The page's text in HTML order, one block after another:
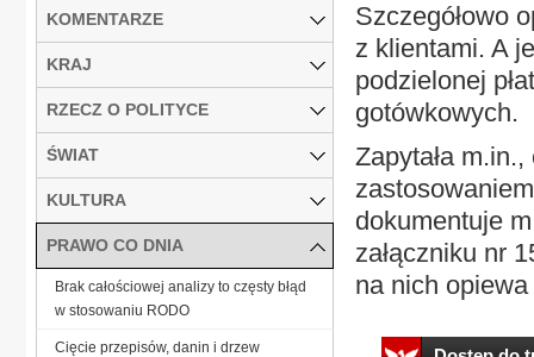
Szczegółowo
z klientami. A
podzielonej
gotówkowych.
Zapytała
dokumentuje
załączniku nr
na nich
KOMENTARZE
KRAJ
RZECZ O POLITYCE
ŚWIAT
KULTURA
PRAWO CO DNIA
Brak całościowej analizy to częsty błąd
w stosowaniu RODO
Cięcie przepisów, danin i drzew